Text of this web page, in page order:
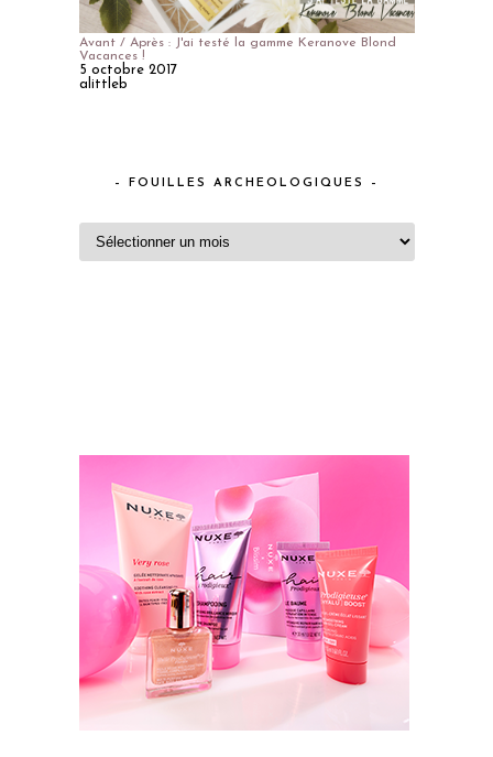
Avant / Après : J'ai testé la gamme Keranove Blond
Vacances !
5 octobre 2017
alittleb
– FOUILLES ARCHEOLOGIQUES –